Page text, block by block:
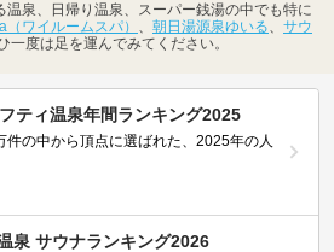
温泉、日帰り温泉、スーパー銭湯の中でも特に
ワイルームスパ） 、 朝日湯源泉ゆいる、 サウ
一度は足を運んでみてください。
ティ温泉年間ランキング2025
件の中から頂点に選ばれた、2025年の人
泉 サウナランキング2026